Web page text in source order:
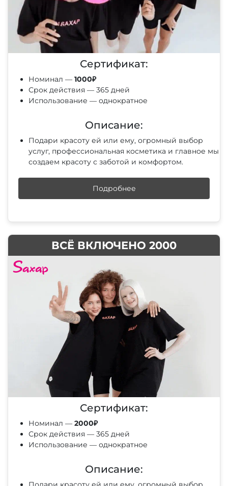
Сертификат:
Номинал — 1000₽
Срок действия — 365 дней
Использование — однократное
Описание:
Подари красоту ей или ему, огромный выбор
услуг, профессиональная косметика и главное мы
создаем красоту с заботой и комфортом.
Подробнее
ВСЁ ВКЛЮЧЕНО 2000
Сертификат:
Номинал — 2000₽
Срок действия — 365 дней
Использование — однократное
Описание: